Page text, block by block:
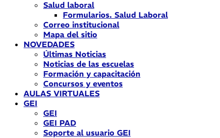
Salud laboral
Formularios. Salud Laboral
Correo institucional
Mapa del sitio
NOVEDADES
Últimas Noticias
Noticias de las escuelas
Formación y capacitación
Concursos y eventos
AULAS VIRTUALES
GEI
GEI
GEI PAD
Soporte al usuario GEI